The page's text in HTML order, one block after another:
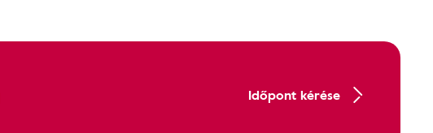
Időpont kérése